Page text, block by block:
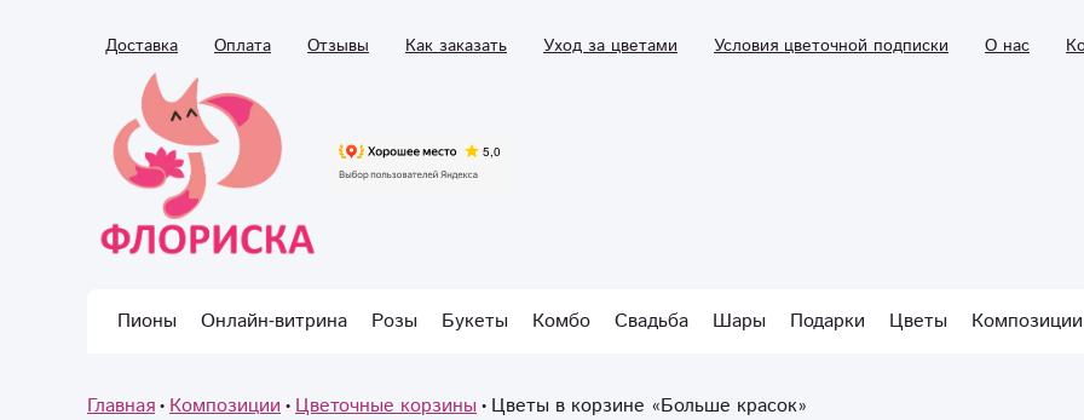
Доставка Оплата Отзывы Как заказать Уход за цветами Условия цветочной подписки О нас
Пионы Онлайн-витрина Розы Букеты Комбо Свадьба Шары Подарки Цветы Композиции
Главная Композиции Цветочные корзины Цветы в корзине «Больше красок»